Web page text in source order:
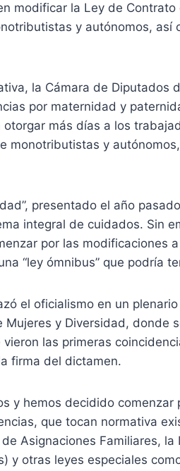
modificar la Ley de
y autónomos, así
la Cámara de Diputados
por maternidad y
más días a los
monotributistas y
presentado el año
integral de cuidados. Sin
por las modificaciones
“ley ómnibus” que podría
el oficialismo en un
Mujeres y Diversidad, donde
las primeras
firma del dictamen.
y hemos decidido
que tocan normativa
Asignaciones Familiares,
y otras leyes especiales